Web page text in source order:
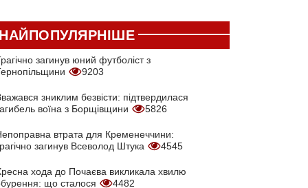
загинув юний футболіст з
9203
зниклим безвісти: підтвердилася
воїна з Борщівщини
5826
втрата для Кременеччини:
загинув Всеволод Штука
4545
хода до Почаєва викликала хвилю
що сталося
4482